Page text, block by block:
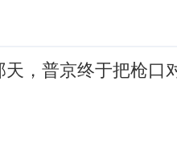
，普京终于把枪口